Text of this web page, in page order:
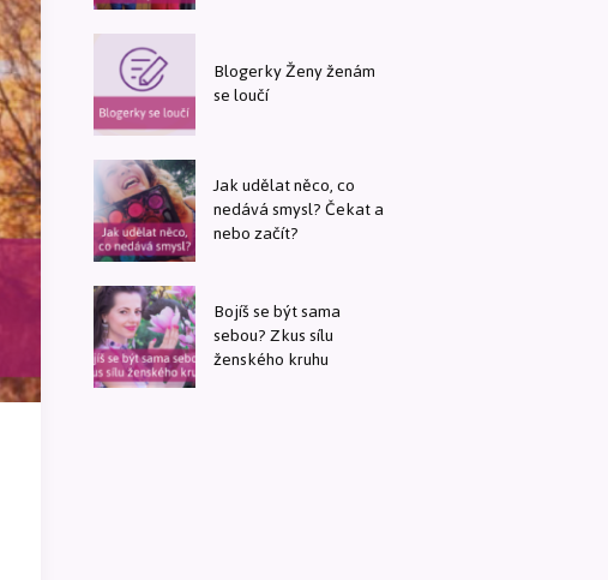
Blogerky Ženy ženám
se loučí
Jak udělat něco, co
nedává smysl? Čekat a
nebo začít?
Bojíš se být sama
sebou? Zkus sílu
ženského kruhu